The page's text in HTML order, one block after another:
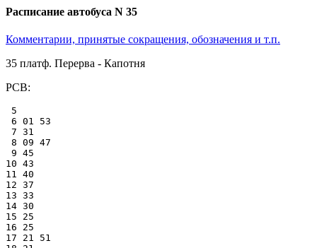
Расписание автобуса N 35
Комментарии, принятые сокращения, обозначения и т.п.
35 платф. Перерва - Капотня
РСВ:
5
6 01 53
7 31
8 09 47
9 45
10 43
11 40
12 37
13 33
14 30
15 25
16 25
17 21 51